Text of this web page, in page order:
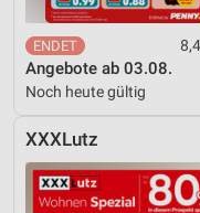
Angebote ab 03.08.
Noch heute gültig
XXXLutz